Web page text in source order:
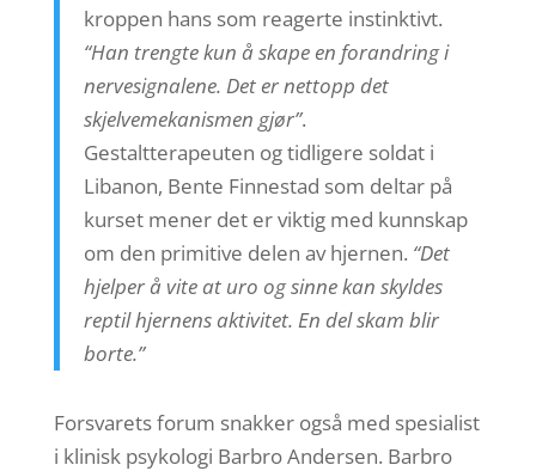
kroppen hans som reagerte instinktivt.
“Han trengte kun å skape en forandring i
nervesignalene. Det er nettopp det
skjelvemekanismen gjør”.
Gestaltterapeuten og tidligere soldat i
Libanon, Bente Finnestad som deltar på
kurset mener det er viktig med kunnskap
om den primitive delen av hjernen. “Det
hjelper å vite at uro og sinne kan skyldes
reptil hjernens aktivitet. En del skam blir
borte.”
Forsvarets forum snakker også med spesialist
i klinisk psykologi Barbro Andersen. Barbro